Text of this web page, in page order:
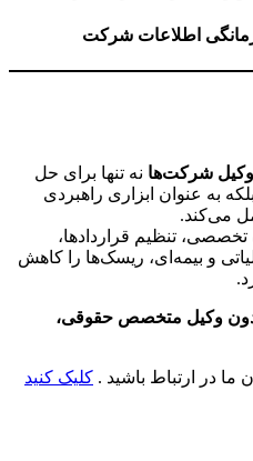
اطلاعات شرکت
وکیل شرکت‌ها نه تنها برای حل
به عنوان ابزاری راهبردی
می‌کند.
تخصصی، تنظیم قراردادها،
و بیمه‌ای، ریسک‌ها را کاهش
وکیل متخصص حقوقی،
ما در ارتباط باشید . کلیک کنید